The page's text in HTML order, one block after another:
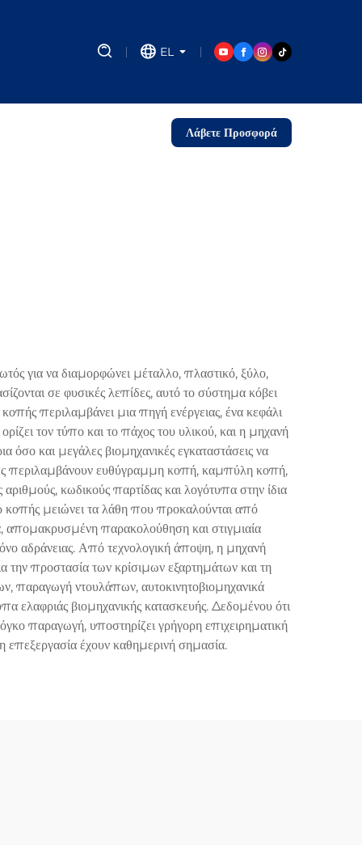
EL
Λάβετε Προσφορά
για να διαμορφώνει μέταλλο, πλαστικό, ξύλο,
σε φυσικές λεπίδες, αυτό το σύστημα κόβει
περιλαμβάνει μια πηγή ενέργειας, ένα κεφάλι
τον τύπο και το πάχος του υλικού, και η μηχανή
και μεγάλες βιομηχανικές εγκαταστάσεις να
περιλαμβάνουν ευθύγραμμη κοπή, καμπύλη κοπή,
κωδικούς παρτίδας και λογότυπα στην ίδια
κοπής μειώνει τα λάθη που προκαλούνται από
απομακρυσμένη παρακολούθηση και στιγμιαία
αδράνειας. Από τεχνολογική άποψη, η μηχανή
την προστασία των κρίσιμων εξαρτημάτων και τη
παραγωγή ντουλάπων, αυτοκινητοβιομηχανικά
ελαφριάς βιομηχανικής κατασκευής. Δεδομένου ότι
παραγωγή, υποστηρίζει γρήγορη επιχειρηματική
επεξεργασία έχουν καθημερινή σημασία.